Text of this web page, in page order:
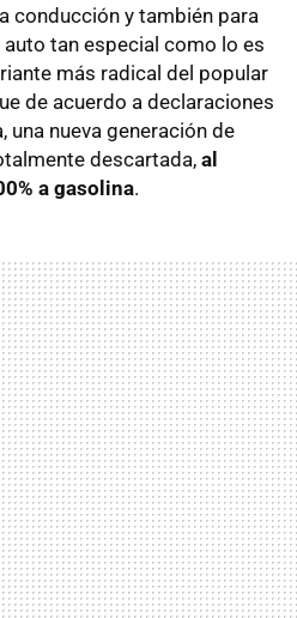
conducción y también para
tan especial como lo es
más radical del popular
de acuerdo a declaraciones
una nueva generación de
descartada, al
a gasolina.